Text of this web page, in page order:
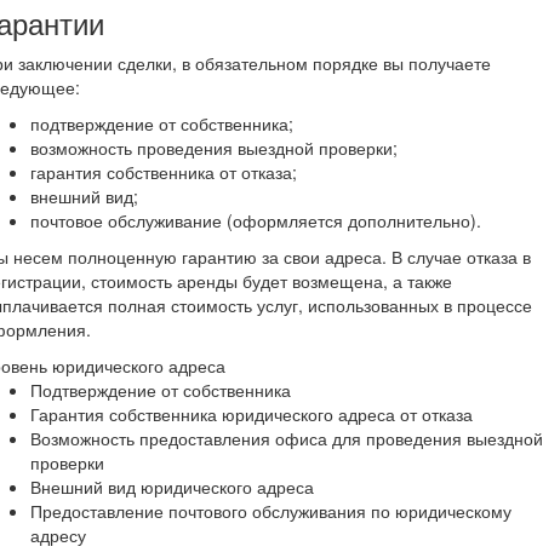
заключении сделки, в обязательном порядке вы получаете
подтверждение от собственника;
возможность проведения выездной проверки;
гарантия собственника от отказа;
внешний вид;
почтовое обслуживание (оформляется дополнительно).
несем полноценную гарантию за свои адреса. В случае отказа в
стоимость аренды будет возмещена, а также
полная стоимость услуг, использованных в процессе
юридического адреса
Подтверждение от собственника
Гарантия собственника юридического адреса от отказа
Возможность предоставления офиса для проведения выездной
проверки
Внешний вид юридического адреса
Предоставление почтового обслуживания по юридическому
адресу